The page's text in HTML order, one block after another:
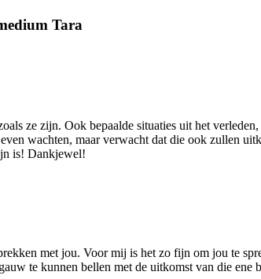
Tara
ze zijn. Ook bepaalde situaties uit het
wachten, maar verwacht dat die ook zullen
is! Dankjewel!
met jou. Voor mij is het zo fijn om jou te
te kunnen bellen met de uitkomst van die